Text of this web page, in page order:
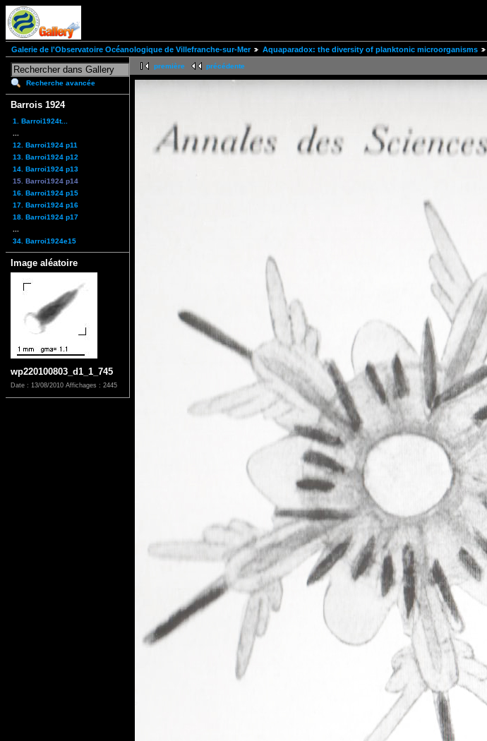
Galerie de l'Observatoire Océanologique de Villefranche-sur-Mer Aquaparadox: the diversity of planktonic microorganisms
Recherche avancée
Barrois 1924
1. Barroi1924t...
12. Barroi1924 p11
13. Barroi1924 p12
14. Barroi1924 p13
15. Barroi1924 p14
16. Barroi1924 p15
17. Barroi1924 p16
18. Barroi1924 p17
34. Barroi1924e15
Image aléatoire
wp220100803_d1_1_745
Date : 13/08/2010 Affichages : 2445
première précédente